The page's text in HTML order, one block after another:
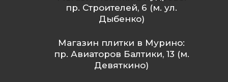
пр. Строителей, 6 (м. ул.
Дыбенко)
Магазин плитки в Мурино:
пр. Авиаторов Балтики, 13 (м.
Девяткино)